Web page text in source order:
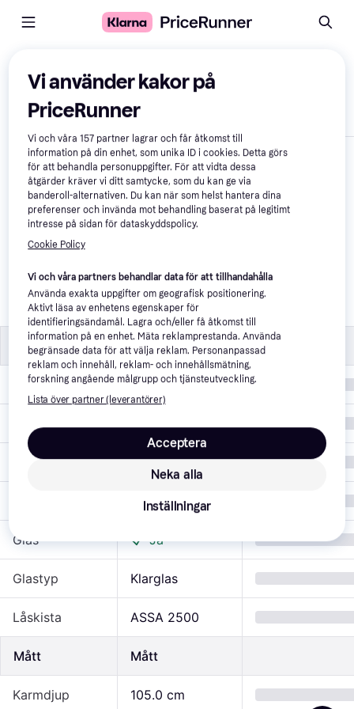
Jämför produkter
Visa endast skillnader
Ytterdörr Klarglas S
0502-Y V, H
(100x200cm)
17 647 kr
Specifikationer Specifikationer
Gångdörr Vänster
Vit
NCS-Kulör S 0502-Y
V, H
Glas Ja
Glastyp Klarglas
Låskista ASSA 2500
Mått Mått
Karmdjup 105.0 cm
Vi använder kakor på
PriceRunner
Vi och våra157 partner lagrar och får åtkomst till
information på din enhet, som unika ID i cookies. Detta görs
för att behandla personuppgifter. För att vidta dessa
åtgärder kräver vi ditt samtycke, som du kan ge via
banderoll-alternativen. Du kan när som helst hantera dina
preferenser och invända mot behandling baserat på legitimt
intresse på sidan för dataskyddspolicy.
Cookie Policy
Vi och våra partners behandlar data för att tillhandahålla
Använda exakta uppgifter om geografisk positionering.
Aktivt läsa av enhetens egenskaper för
identifieringsändamål. Lagra och/eller få åtkomst till
information på en enhet. Mäta reklamprestanda. Använda
begränsade data för att välja reklam. Personanpassad
reklam och innehåll, reklam- och innehållsmätning,
forskning angående målgrupp och tjänsteutveckling.
Lista över partner (leverantörer)
Neka alla
Acceptera
Inställningar